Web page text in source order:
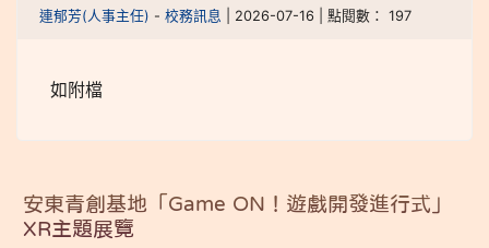
連郁芳(人事主任) - 校務訊息 | 2026-07-16 | 點閱數： 197
如附檔
安東青創基地「Game ON！遊戲開發進行式」
XR主題展覽